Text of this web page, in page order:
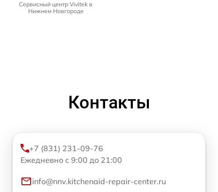
Сервисный центр Vivitek в
Нижнем Новгороде
Контакты
+7 (831) 231-09-76
Ежедневно с 9:00 до 21:00
info@nnv.kitchenaid-repair-center.ru